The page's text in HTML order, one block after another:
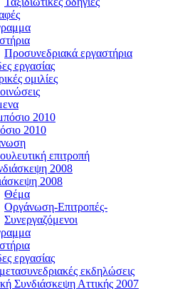
Προσυνεδριακά εργαστήρια
εργασίας
ομιλίες
2010
2010
επιτροπή
2008
2008
Θέμα
Οργάνωση-Επιτροπές-
Συνεργαζόμενοι
εργασίας
εκδηλώσεις
Συνδιάσκεψη Αττικής 2007